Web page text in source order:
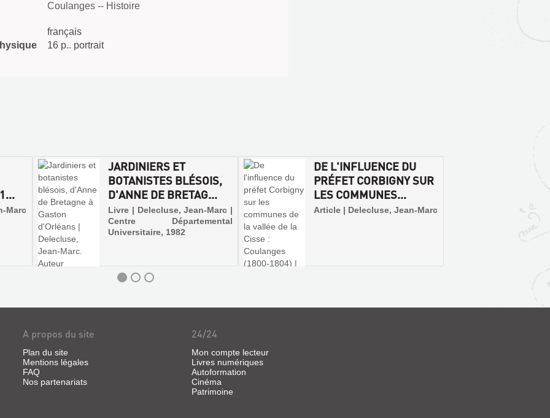
Coulanges -- Histoire
français
16 p.. portrait
JARDINIERS ET
BOTANISTES BLÉSOIS,
D'ANNE DE BRETAG...
Livre | Delecluse, Jean-Marc |
Centre Départemental
Universitaire, 1982
DE L'INFLUENCE DU
PRÉFET CORBIGNY SUR
LES COMMUNES...
Article | Delecluse, Jean-Marc
Marc
A propos du site
Plan du site
Mentions légales
FAQ
Nos partenariats
24/24
Mon compte lecteur
Livres numériques
Autoformation
Cinéma
Patrimoine